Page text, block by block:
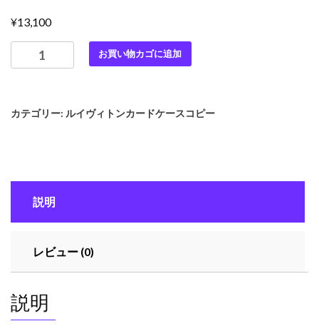
¥13,100
高
イ
ー
コ
ー
ル
お買い物カゴに追加
カテゴリー: ルイヴィトンカードケースコピー
説明
レビュー (0)
説明